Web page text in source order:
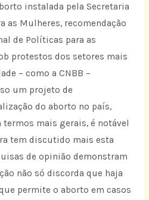
instalada pela Secretaria
as Mulheres, recomendação
de Políticas para as
protestos dos setores mais
– como a CNBB –
um projeto de
do aborto no país,
termos mais gerais, é notável
tem discutido mais esta
de opinião demonstram
não só discorda que haja
permite o aborto em casos